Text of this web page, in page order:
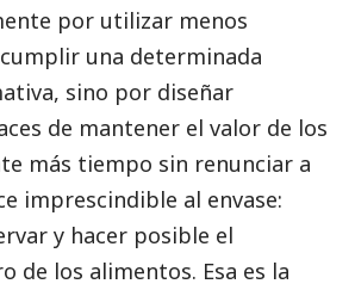
por utilizar menos
una determinada
sino por diseñar
de mantener el valor de los
más tiempo sin renunciar a
imprescindible al envase:
y hacer posible el
de los alimentos. Esa es la